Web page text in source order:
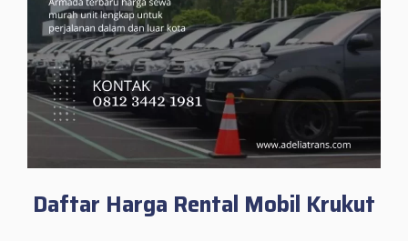
Daftar Harga Rental Mobil Krukut